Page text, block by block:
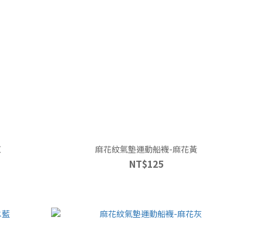
麻花紋氣墊運動船襪-麻花黃
NT$125